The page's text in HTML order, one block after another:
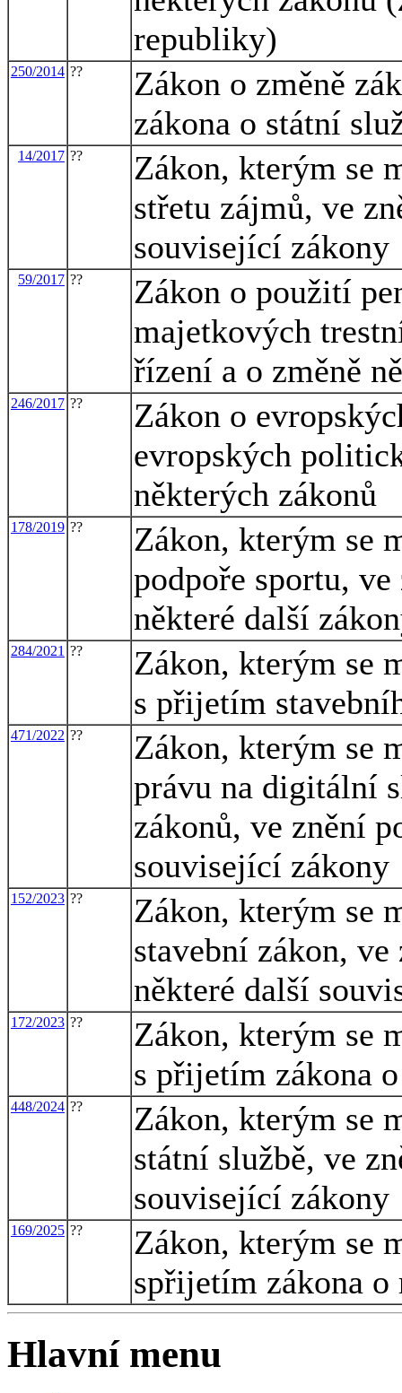
republiky)
250/2014 ??
Zákon o změně
zákona o státní
14/2017 ??
Zákon, kterým se
střetu zájmů, ve
související zákony
59/2017 ??
Zákon o použití
majetkových
řízení a o změně
246/2017 ??
Zákon o
evropských
některých zákonů
178/2019 ??
Zákon, kterým se
podpoře sportu,
některé další
284/2021 ??
Zákon, kterým se
s přijetím
471/2022 ??
Zákon, kterým se
právu na digitální
zákonů, ve znění
související zákony
152/2023 ??
Zákon, kterým se
stavební zákon,
některé další
172/2023 ??
Zákon, kterým se
s přijetím zákona
448/2024 ??
Zákon, kterým se
státní službě, ve
související zákony
169/2025 ??
Zákon, kterým se
spřijetím zákona
Hlavní menu